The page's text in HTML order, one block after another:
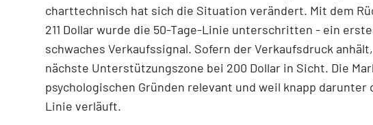
charttechnisch hat sich die Situation verändert. Mit dem
211 Dollar wurde die 50-Tage-Linie unterschritten - ein
schwaches Verkaufssignal. Sofern der Verkaufsdruck
nächste Unterstützungszone bei 200 Dollar in Sicht. Die
psychologischen Gründen relevant und weil knapp darunter
Linie verläuft.